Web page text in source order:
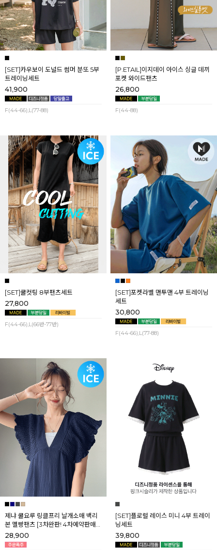
[SET]카우보이 도널드 썸머 분또 5부
트레이닝세트
41,900
F(44-66),L(77-88)
[P.ETAIL]이지데이 아이스 싱글 데끼
포켓 와이드팬츠
26,800
F(44-88)
[SET]쿨컷팅 8부팬츠세트
27,800
F(44-66),L(66반-77반)
[SET]포켓라벨 맨투맨 4부 트레이닝
세트
30,800
F(44-66),L(77-88)
제냐 쿨요루 링클프리 날개소매 백리
본 멜빵팬츠 [3차완판! 4차예약판매]
[네이비] 8월셋째주 순차배송
28,900
[SET]플로럴 레이스 미니 4부 트레이
닝세트
39,800